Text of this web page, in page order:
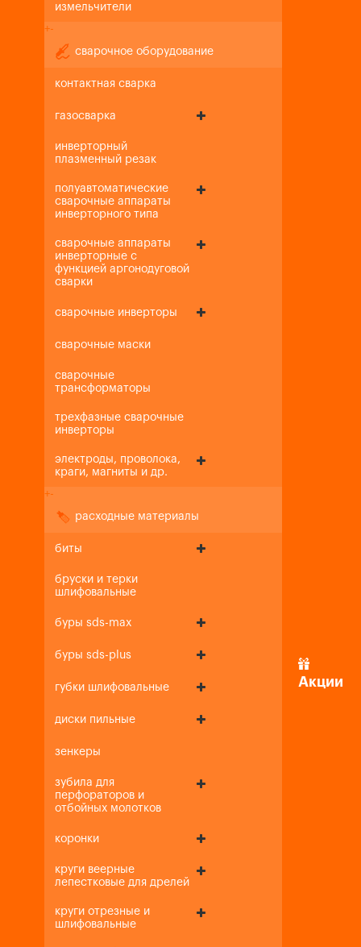
измельчители
+-
сварочное оборудование
контактная сварка
газосварка
инверторный
плазменный резак
полуавтоматические
сварочные аппараты
инверторного типа
сварочные аппараты
инверторные с
функцией аргонодуговой
сварки
сварочные инверторы
сварочные маски
сварочные
трансформаторы
трехфазные сварочные
инверторы
электроды, проволока,
краги, магниты и др.
+-
расходные материалы
биты
бруски и терки
шлифовальные
буры sds-max
буры sds-plus
губки шлифовальные
диски пильные
зенкеры
зубила для
перфораторов и
отбойных молотков
коронки
круги веерные
лепестковые для дрелей
круги отрезные и
шлифовальные
Акции